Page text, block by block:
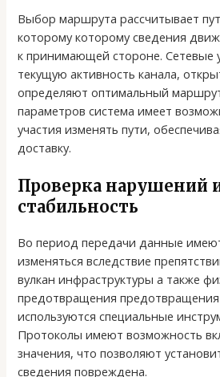
Выбор маршрута рассчитывает
которому которому сведения
к принимающей стороне. Сетевые
текущую активность канала,
определяют оптимальный
параметров система имеет
участия изменять пути,
доставку.
Проверка нарушений
стабильность
Во период передачи данные
изменяться вследствие
вулкан инфраструктуры а также
предотвращения
используются специальные
Протоколы имеют возможность
значения, что позволяют
сведения повреждена.